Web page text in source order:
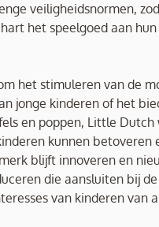
veiligheidsnormen,
het speelgoed aan
het stimuleren van de
jonge kinderen of het
en poppen, Little Dutch
kunnen betoveren
blijft innoveren en
die aansluiten bij de
van kinderen van